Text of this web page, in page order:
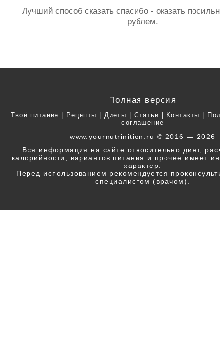
Лучший способ сказать спасибо - оказать
рублем.
Полная версия
Твоё питание Рецепты Диеты Статьи Контакты
соглашение
www.yournutrinition.ru © 2016 — 2026
Вся информация на сайте относительно диет,
калорийности, вариантов питания и прочее имеет
характер.
Перед использованием рекомендуется
специалистом (врачом).